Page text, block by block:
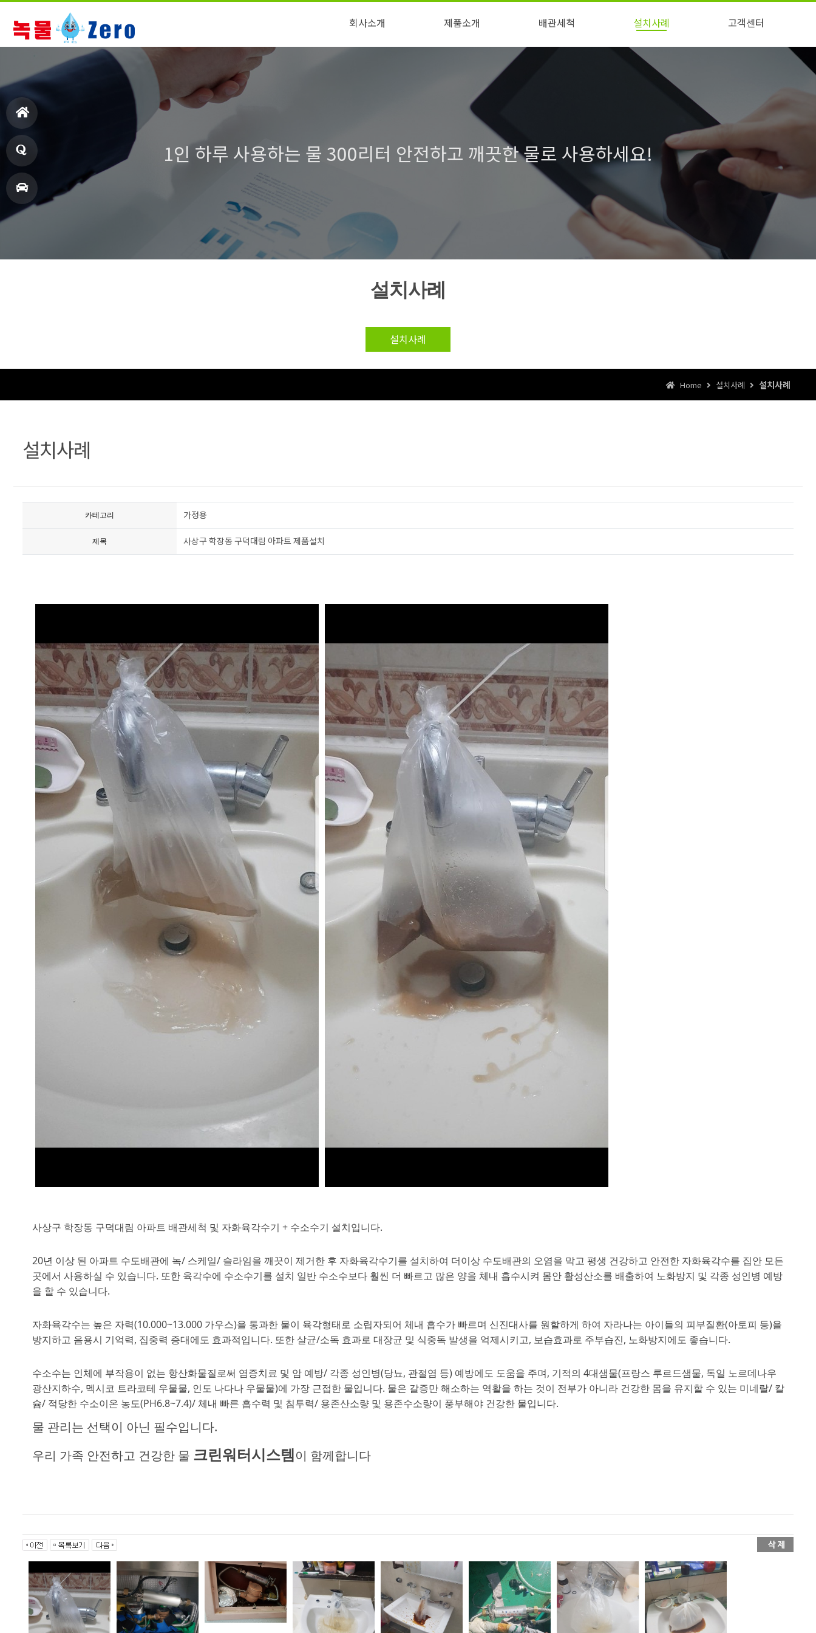
홈
으
로
Q&
A
회사소개 제품소개 배관세척 설치사례
설치사례
고객센터
1인 하루 사용하는 물 300리터 안전하고 깨끗한 물로 사용하세요!
설치사례
설치사례
Home 설치사례 설치사례
설치사례
카테고리 가정용
제목 사상구 학장동 구덕대림 아파트 제품설치
사상구 학장동 구덕대림 아파트 배관세척 및 자화육각수기 + 수소수기 설치입니다.
20년 이상 된 아파트 수도배관에 녹/ 스케일/ 슬라임을 깨끗이 제거한 후 자화육각수기를 설치하여 더이상 수도배관의 오염을 막고 평생 건강하고 안전한 자화육각수를 집안 모든
곳에서 사용하실 수 있습니다. 또한 육각수에 수소수기를 설치 일반 수소수보다 훨씬 더 빠르고 많은 양을 체내 흡수시켜 몸안 활성산소를 배출하여 노화방지 및 각종 성인병 예방
을 할 수 있습니다.
자화육각수는 높은 자력(10.000~13.000 가우스)을 통과한 물이 육각형태로 소립자되어 체내 흡수가 빠르며 신진대사를 원할하게 하여 자라나는 아이들의 피부질환(아토피 등)을
방지하고 음용시 기억력, 집중력 증대에도 효과적입니다. 또한 살균/소독 효과로 대장균 및 식중독 발생을 억제시키고, 보습효과로 주부습진, 노화방지에도 좋습니다.
수소수는 인체에 부작용이 없는 항산화물질로써 염증치료 및 암 예방/ 각종 성인병(당뇨, 관절염 등) 예방에도 도움을 주며, 기적의 4대샘물(프랑스 루르드샘물, 독일 노르데나우
광산지하수, 멕시코 트라코테 우물물, 인도 나다나 우물물)에 가장 근접한 물입니다. 물은 갈증만 해소하는 역활을 하는 것이 전부가 아니라 건강한 몸을 유지할 수 있는 미네랄/ 칼
슘/ 적당한 수소이온 농도(PH6.8~7.4)/ 체내 빠른 흡수력 및 침투력/ 용존산소량 및 용존수소량이 풍부해야 건강한 물입니다.
물 관리는 선택이 아닌 필수입니다.
우리 가족 안전하고 건강한 물 크린워터시스템이 함께합니다